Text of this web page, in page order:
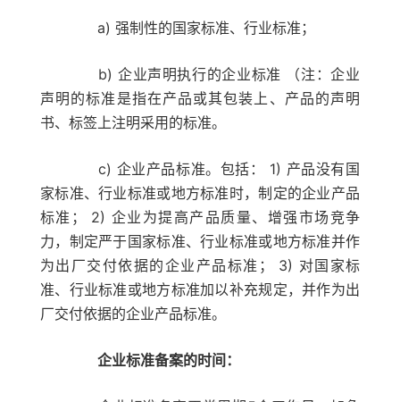
a) 强制性的国家标准、行业标准；
b) 企业声明执行的企业标准 （注：企业
声明的标准是指在产品或其包装上、产品的声明
书、标签上注明采用的标准。
c) 企业产品标准。包括： 1) 产品没有国
家标准、行业标准或地方标准时，制定的企业产品
标准； 2) 企业为提高产品质量、增强市场竞争
力，制定严于国家标准、行业标准或地方标准并作
为出厂交付依据的企业产品标准； 3) 对国家标
准、行业标准或地方标准加以补充规定，并作为出
厂交付依据的企业产品标准。
企业标准备案的时间：